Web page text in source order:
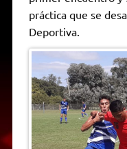
A
p
p
a
m
r
o
n
g
práctica que se
Deportiva.